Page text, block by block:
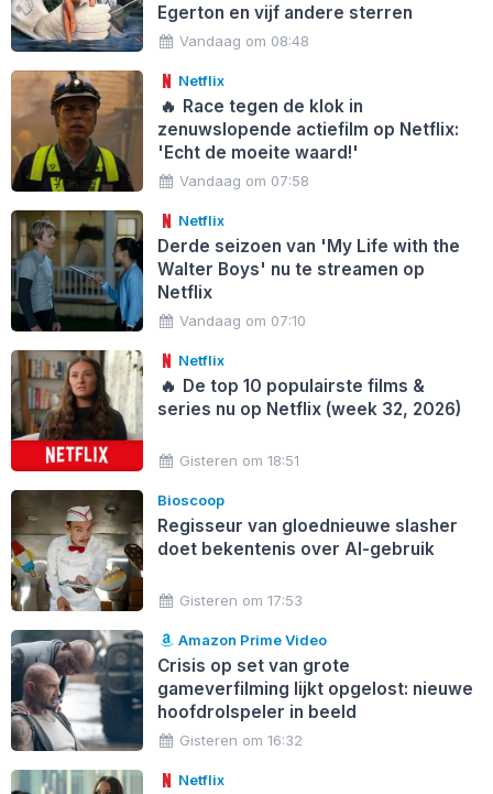
Egerton en vijf andere sterren
Vandaag om 08:48
Netflix
🔥 Race tegen de klok in
zenuwslopende actiefilm op Netflix:
'Echt de moeite waard!'
Vandaag om 07:58
Netflix
Derde seizoen van 'My Life with the
Walter Boys' nu te streamen op
Netflix
Vandaag om 07:10
Netflix
🔥 De top 10 populairste films &
series nu op Netflix (week 32, 2026)
Gisteren om 18:51
Bioscoop
Regisseur van gloednieuwe slasher
doet bekentenis over AI-gebruik
Gisteren om 17:53
Amazon Prime Video
Crisis op set van grote
gameverfilming lijkt opgelost: nieuwe
hoofdrolspeler in beeld
Gisteren om 16:32
Netflix